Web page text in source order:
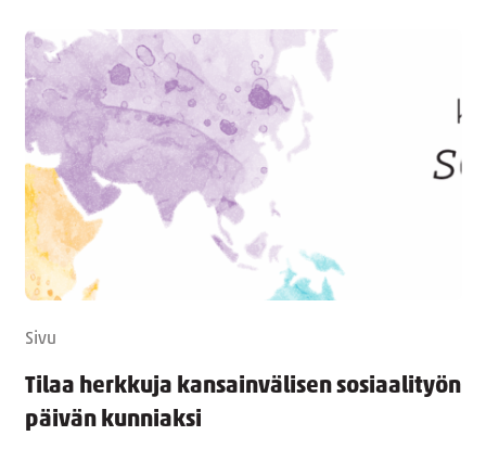
Sivu
Tilaa herkkuja kansainvälisen sosiaalityön
päivän kunniaksi